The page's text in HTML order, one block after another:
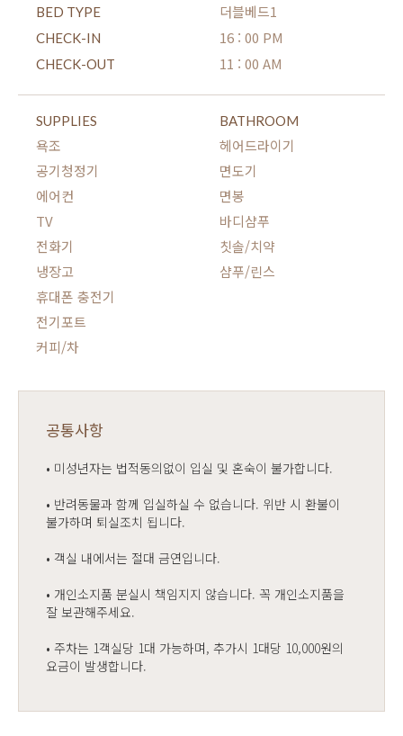
BED TYPE 더블베드1
CHECK-IN 16 : 00 PM
CHECK-OUT 11 : 00 AM
SUPPLIES
욕조
공기청정기
에어컨
TV
전화기
냉장고
휴대폰 충전기
전기포트
커피/차
BATHROOM
헤어드라이기
면도기
면봉
바디샴푸
칫솔/치약
샴푸/린스
공통사항
• 미성년자는 법적동의없이 입실 및 혼숙이 불가합니다.
• 반려동물과 함께 입실하실 수 없습니다. 위반 시 환불이
불가하며 퇴실조치 됩니다.
• 객실 내에서는 절대 금연입니다.
• 개인소지품 분실시 책임지지 않습니다. 꼭 개인소지품을
잘 보관해주세요.
• 주차는 1객실당 1대 가능하며, 추가시 1대당 10,000원의
요금이 발생합니다.